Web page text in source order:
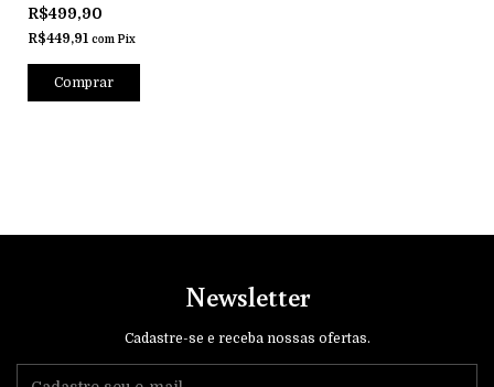
R$499,90
R$449,91 com Pix
Comprar
Newsletter
Cadastre-se e receba nossas ofertas.